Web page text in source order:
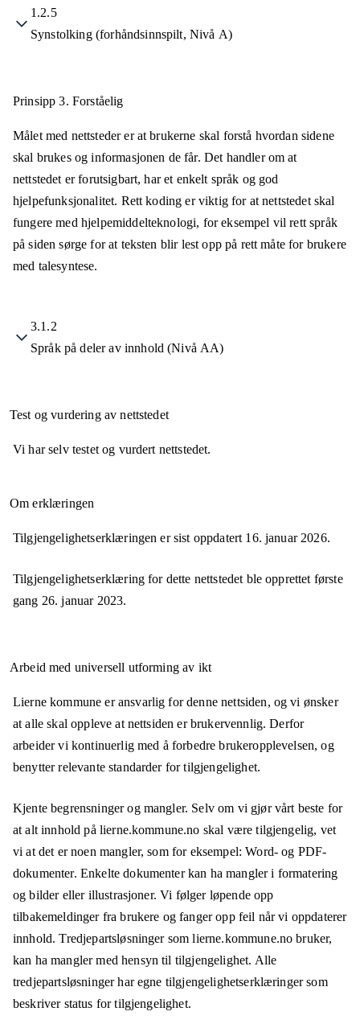
1.2.5
Synstolking (forhåndsinnspilt, Nivå A)
Prinsipp 3. Forståelig
Målet med nettsteder er at brukerne skal forstå hvordan sidene
skal brukes og informasjonen de får. Det handler om at
nettstedet er forutsigbart, har et enkelt språk og god
hjelpefunksjonalitet. Rett koding er viktig for at nettstedet skal
fungere med hjelpemiddelteknologi, for eksempel vil rett språk
på siden sørge for at teksten blir lest opp på rett måte for brukere
med talesyntese.
3.1.2
Språk på deler av innhold (Nivå AA)
Test og vurdering av nettstedet
Vi har selv testet og vurdert nettstedet.
Om erklæringen
Tilgjengelighetserklæringen er sist oppdatert 16. januar 2026.
Tilgjengelighetserklæring for dette nettstedet ble opprettet første
gang 26. januar 2023.
Arbeid med universell utforming av ikt
Lierne kommune er ansvarlig for denne nettsiden, og vi ønsker
at alle skal oppleve at nettsiden er brukervennlig. Derfor
arbeider vi kontinuerlig med å forbedre brukeropplevelsen, og
benytter relevante standarder for tilgjengelighet.
Kjente begrensninger og mangler. Selv om vi gjør vårt beste for
at alt innhold på lierne.kommune.no skal være tilgjengelig, vet
vi at det er noen mangler, som for eksempel: Word- og PDF-
dokumenter. Enkelte dokumenter kan ha mangler i formatering
og bilder eller illustrasjoner. Vi følger løpende opp
tilbakemeldinger fra brukere og fanger opp feil når vi oppdaterer
innhold. Tredjepartsløsninger som lierne.kommune.no bruker,
kan ha mangler med hensyn til tilgjengelighet. Alle
tredjepartsløsninger har egne tilgjengelighetserklæringer som
beskriver status for tilgjengelighet.